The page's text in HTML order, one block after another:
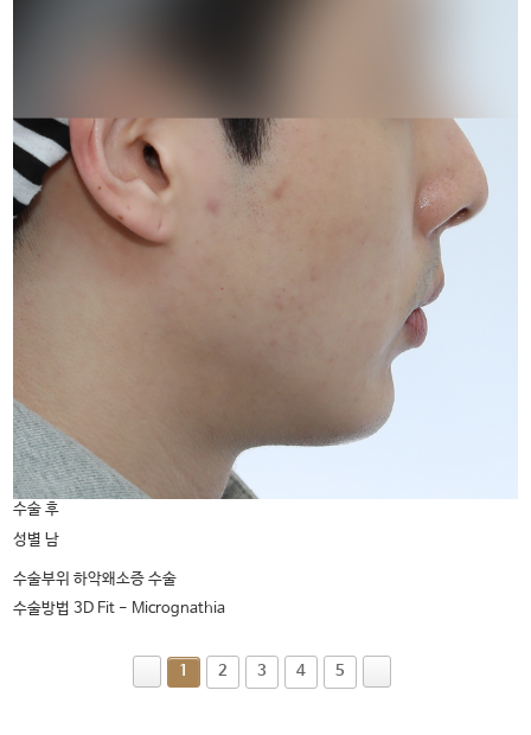
수술 후
성별 남
수술부위 하악왜소증 수술
수술방법 3D Fit - Micrognathia
1 2 3 4 5